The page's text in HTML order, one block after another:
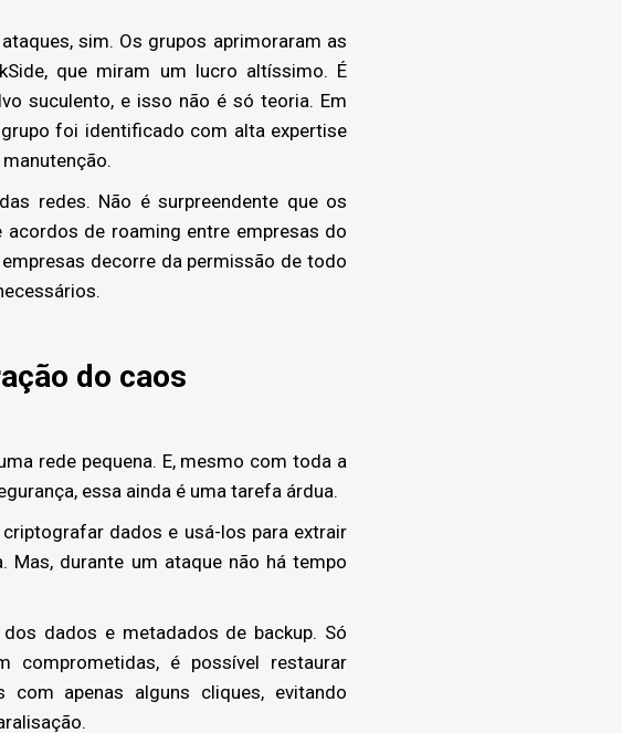
sim. Os grupos aprimoraram as
que miram um lucro altíssimo. É
suculento, e isso não é só teoria. Em
foi identificado com alta expertise
redes. Não é surpreendente que os
de roaming entre empresas do
decorre da permissão de todo
do caos
rede pequena. E, mesmo com toda a
essa ainda é uma tarefa árdua.
dados e usá-los para extrair
durante um ataque não há tempo
dados e metadados de backup. Só
comprometidas, é possível restaurar
apenas alguns cliques, evitando